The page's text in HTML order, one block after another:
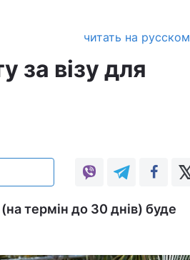
читать на русском
за візу для
термін до 30 днів) буде